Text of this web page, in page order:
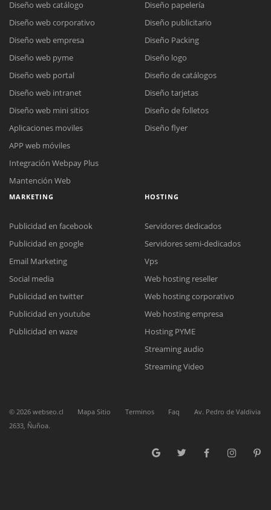
Reunión online
Nuestros ejecutivos le enviarán un correo electrónico con el enlace a
Meet para la reunión online.
Cotización
Complete el formulario y nos contactaremos a la brevedad.
Chat Online
para enviarnos un correo electrónico con sus datos personales.
Diseño web catálogo
Diseño web corporativo
Diseño web empresa
Diseño web pyme
Diseño web portal
Diseño web intranet
Diseño web mini sitios
Aplicaciones moviles
APP web móviles
Integración Webpay Plus
Mantención Web
Diseño papelería
Diseño publicitario
Diseño Packing
Diseño logo
Diseño de catálogos
Diseño tarjetas
Diseño de folletos
Diseño flyer
MARKETING
Publicidad en facebook
Publicidad en google
Email Marketing
Social media
Publicidad en twitter
Publicidad en youtube
Publicidad en waze
HOSTING
Servidores dedicados
Servidores semi-dedicados
Vps
Web hosting reseller
Web hosting corporativo
Web hosting empresa
Hosting PYME
Streaming audio
Streaming Video
© 2026 webseo.cl Mapa Sitio Terminos Faq
Av. Pedro de Valdivia
2633, Ñuñoa.